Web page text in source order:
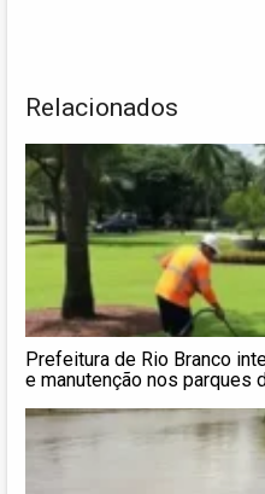
Relacionados
Prefeitura de Rio Branco
e manutenção nos parques